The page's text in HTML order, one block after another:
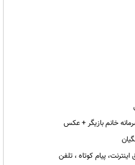
خانم بازیگر + عکس
پیام کوتاه ، تلفن